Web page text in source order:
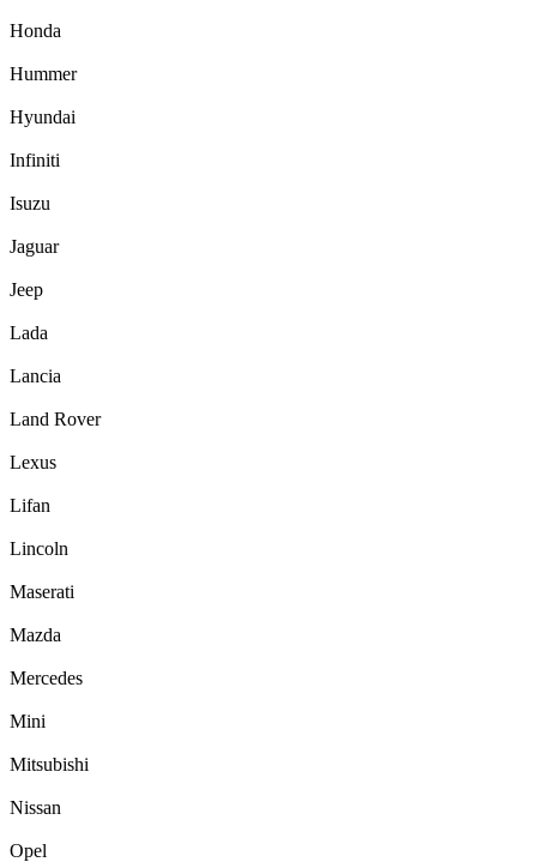
Honda
Hummer
Hyundai
Infiniti
Isuzu
Jaguar
Jeep
Lada
Lancia
Land Rover
Lexus
Lifan
Lincoln
Maserati
Mazda
Mercedes
Mini
Mitsubishi
Nissan
Opel